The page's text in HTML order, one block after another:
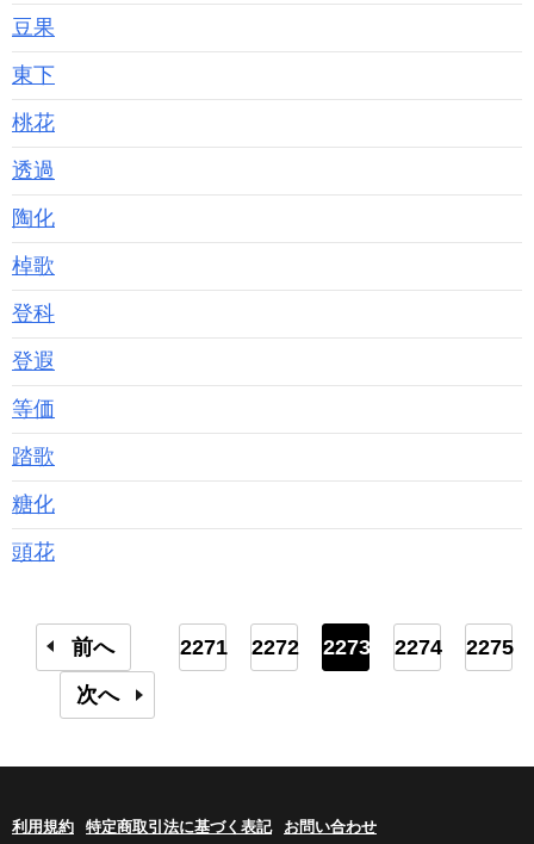
豆果
東下
桃花
透過
陶化
棹歌
登科
登遐
等価
踏歌
糖化
頭花
前へ 2271 2272 2273 2274
2275
次へ
利用規約 特定商取引法に基づく表記 お問い合わせ